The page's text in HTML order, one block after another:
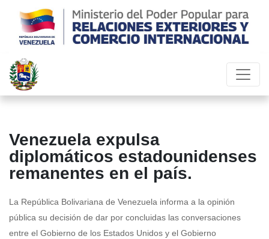
Venezuela expulsa
diplomáticos estadounidenses
remanentes en el país.
La República Bolivariana de Venezuela informa a la opinión
pública su decisión de dar por concluidas las conversaciones
entre el Gobierno de los Estados Unidos y el Gobierno